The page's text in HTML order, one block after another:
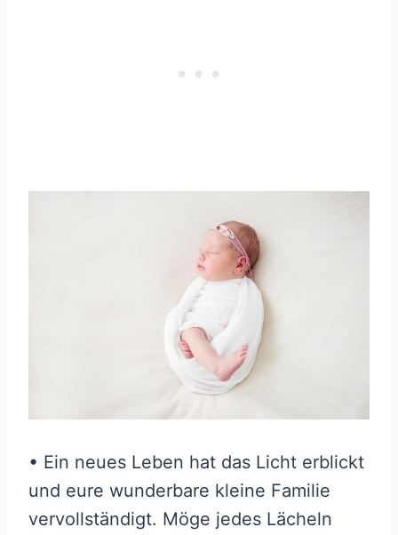
• Ein neues Leben hat das Licht erblickt
und eure wunderbare kleine Familie
vervollständigt. Möge jedes Lächeln